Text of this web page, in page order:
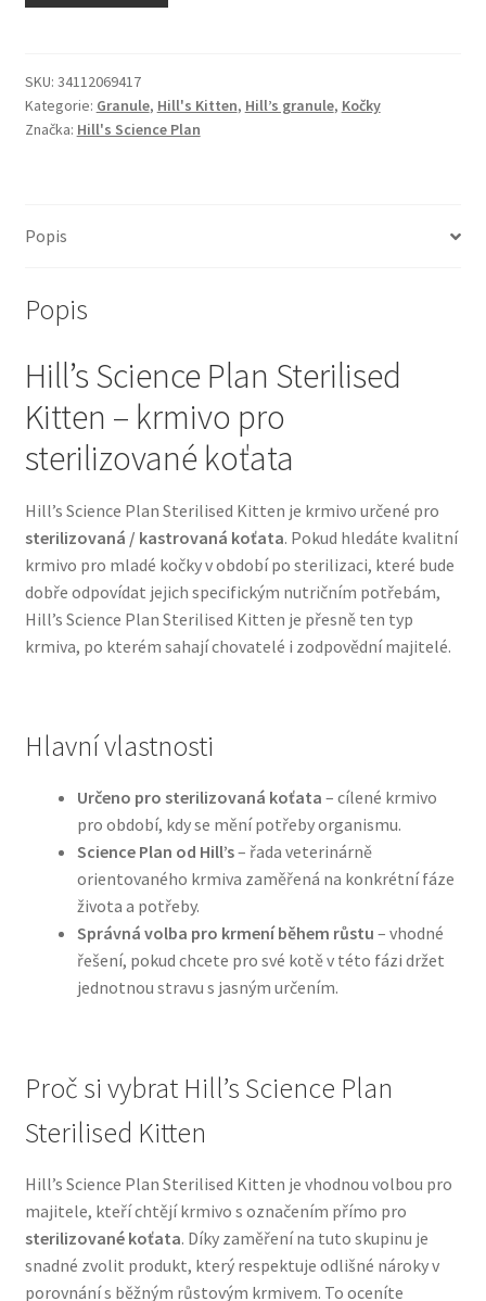
Odpočívadla pro kočky
Pamlsky pro kočky
Škrabadla pro kočky
Veterinární dieta pro kočky
Vše pro psy — Krmivo, doplňky, vybavení
Bozita pro psy — Švédské krmivo s nordickou kvalitou
Brit pro psy
Granule pro psy
přírodními složkami
Happy Dog — Německá kvalita a přirozené složení
Hill’s pro psy
Hračky pro psy
Konzervy a kapsičky pro psy
Oblečky pro psy
Pamlsky pro psy
Pelíšky pro psy
Ortopedické pelíšky
SKU: 34112069417
Kategorie: Granule, Hill's Kitten, Hill’s granule, Kočky
Značka: Hill's Science Plan
Popis
Popis
Hill’s Science Plan Sterilised
Kitten – krmivo pro
sterilizované koťata
Hill’s Science Plan Sterilised Kitten je krmivo určené pro
sterilizovaná / kastrovaná koťata. Pokud hledáte kvalitní
krmivo pro mladé kočky v období po sterilizaci, které bude
dobře odpovídat jejich specifickým nutričním potřebám,
Hill’s Science Plan Sterilised Kitten je přesně ten typ
krmiva, po kterém sahají chovatelé i zodpovědní majitelé.
Hlavní vlastnosti
Určeno pro sterilizovaná koťata – cílené krmivo
pro období, kdy se mění potřeby organismu.
Science Plan od Hill’s– řada veterinárně
orientovaného krmiva zaměřená na konkrétní fáze
života a potřeby.
Správná volba pro krmení během růstu – vhodné
řešení, pokud chcete pro své kotě v této fázi držet
jednotnou stravu s jasným určením.
Proč si vybrat Hill’s Science Plan
Sterilised Kitten
Hill’s Science Plan Sterilised Kitten je vhodnou volbou pro
majitele, kteří chtějí krmivo s označením přímo pro
sterilizované koťata. Díky zaměření na tuto skupinu je
snadné zvolit produkt, který respektuje odlišné nároky v
porovnání s běžným růstovým krmivem. To oceníte